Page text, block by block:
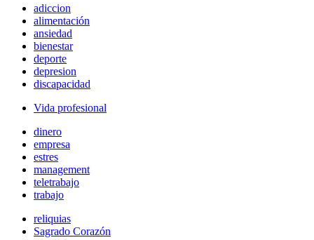
adiccion
alimentación
ansiedad
bienestar
deporte
depresion
discapacidad
Vida profesional
dinero
empresa
estres
management
teletrabajo
trabajo
reliquias
Sagrado Corazón